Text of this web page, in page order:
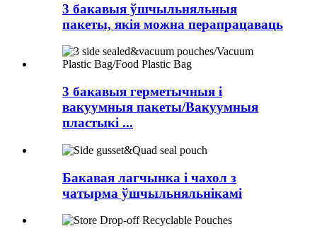
3 бакавыя ўшчыльняльныя
пакеты, якія можна перапрацаваць
3 бакавыя герметычныя і
вакуумныя пакеты/Вакуумныя
пластыкі ...
Бакавая лагчынка і чахол з
чатырма ўшчыльняльнікамі